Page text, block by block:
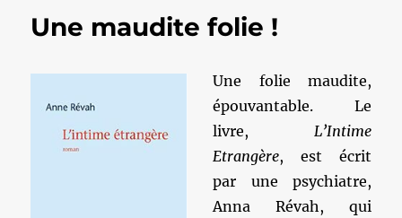
Une maudite folie !
Une folie maudite,
épouvantable. Le
livre, L’Intime
Etrangère, est écrit
par une psychiatre,
Anna Révah, qui